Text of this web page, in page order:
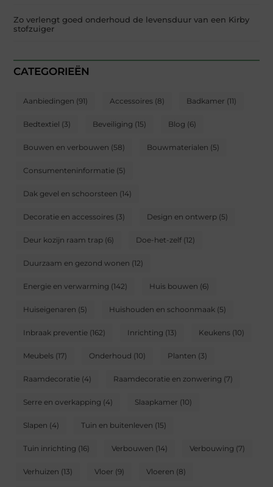
Zo verlengt goed onderhoud de levensduur van een Kirby
stofzuiger
CATEGORIEËN
Aanbiedingen (91) Accessoires (8) Badkamer (11)
Bedtextiel (3) Beveiliging (15) Blog (6)
Bouwen en verbouwen (58) Bouwmaterialen (5)
Consumenteninformatie (5)
Dak gevel en schoorsteen (14)
Decoratie en accessoires (3) Design en ontwerp (5)
Deur kozijn raam trap (6) Doe-het-zelf (12)
Duurzaam en gezond wonen (12)
Energie en verwarming (142) Huis bouwen (6)
Huiseigenaren (5) Huishouden en schoonmaak (5)
Inbraak preventie (162) Inrichting (13) Keukens (10)
Meubels (17) Onderhoud (10) Planten (3)
Raamdecoratie (4) Raamdecoratie en zonwering (7)
Serre en overkapping (4) Slaapkamer (10)
Slapen (4) Tuin en buitenleven (15)
Tuin inrichting (16) Verbouwen (14) Verbouwing (7)
Verhuizen (13) Vloer (9) Vloeren (8)